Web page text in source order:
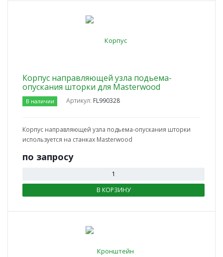
Корпус направляющей узла подьема-
опускания шторки для Masterwood
В наличии Артикул: FL990328
Корпус направляющей узла подьема-опускания шторки
используется на станках Masterwood
по запросу
В КОРЗИНУ